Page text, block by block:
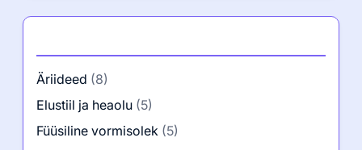
Äriideed (8)
Elustiil ja heaolu (5)
Füüsiline vormisolek (5)